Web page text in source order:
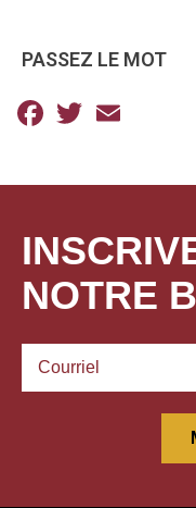
PASSEZ LE MOT
Facebook
Twitter
NOTRE